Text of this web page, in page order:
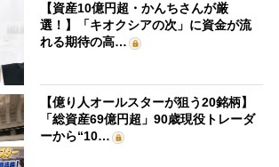
【資産10億円超・かんちさんが厳
選！】「キオクシアの次」に資金が流
れる期待の高…
【億り人オールスターが狙う20銘柄】
「総資産69億円超」90歳現役トレーダ
ーから“10…